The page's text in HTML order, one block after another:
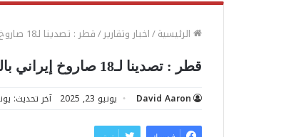
الرئيسية/اخبار وتقارير/قطر : تصدينا لـ18 صاروخ إيراني بالهجوم على قاعدة “العديد”
قطر : تصدينا لـ18 صاروخ إيراني بالهجوم على قاعدة “العديد”
David Aaron يونيو 23, 2025 آخر تحديث: يونيو 23,